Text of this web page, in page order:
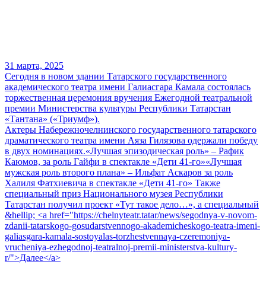
31 марта, 2025
Сегодня в новом здании Татарского государственного
академического театра имени Галиасгара Камала состоялась
торжественная церемония вручения Ежегодной театральной
премии Министерства культуры Республики Татарстан
«Тантана» («Триумф»).
Актеры Набережночелнинского государственного татарского
драматического театра имени Аяза Гилязова одержали победу
в двух номинациях.«Лучшая эпизодическая роль» – Рафик
Каюмов, за роль Гайфи в спектакле «Дети 41-го»«Лучшая
мужская роль второго плана» – Ильфат Аскаров за роль
Халиля Фатхиевича в спектакле «Дети 41-го» Также
специальный приз Национального музея Республики
Татарстан получил проект «Тут такое дело…», а специальный
&hellip; <a href="https://chelnyteatr.tatar/news/segodnya-v-novom-
zdanii-tatarskogo-gosudarstvennogo-akademicheskogo-teatra-imeni-
galiasgara-kamala-sostoyalas-torzhestvennaya-czeremoniya-
vrucheniya-ezhegodnoj-teatralnoj-premii-ministerstva-kultury-
r/">Далее</a>